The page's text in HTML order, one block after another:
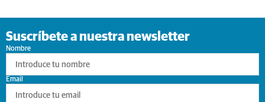
Suscríbete a nuestra newsletter
Nombre
Email